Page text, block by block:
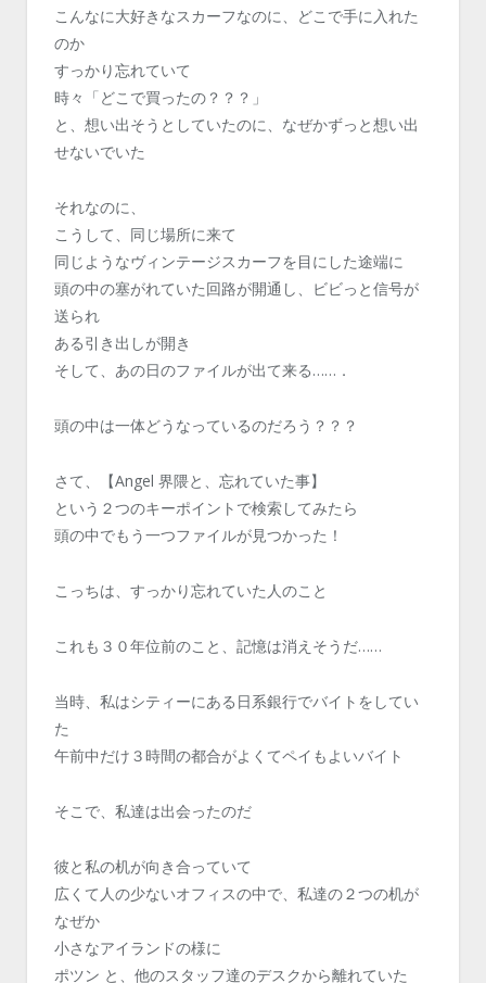
こんなに大好きなスカーフなのに、どこで手に入れた
のか
すっかり忘れていて
時々「どこで買ったの？？？」
と、想い出そうとしていたのに、なぜかずっと想い出
せないでいた
それなのに、
こうして、同じ場所に来て
同じようなヴィンテージスカーフを目にした途端に
頭の中の塞がれていた回路が開通し、ビビっと信号が
送られ
ある引き出しが開き
そして、あの日のファイルが出て来る……．
頭の中は一体どうなっているのだろう？？？
さて、【Angel 界隈と、忘れていた事】
という２つのキーポイントで検索してみたら
頭の中でもう一つファイルが見つかった！
こっちは、すっかり忘れていた人のこと
これも３０年位前のこと、記憶は消えそうだ……
当時、私はシティーにある日系銀行でバイトをしてい
た
午前中だけ３時間の都合がよくてペイもよいバイト
そこで、私達は出会ったのだ
彼と私の机が向き合っていて
広くて人の少ないオフィスの中で、私達の２つの机が
なぜか
小さなアイランドの様に
ポツン と、他のスタッフ達のデスクから離れていた